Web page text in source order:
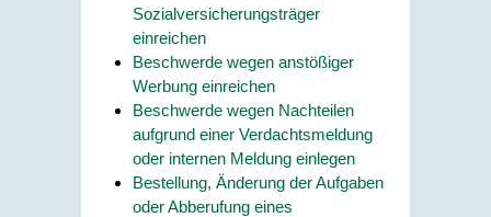
Sozialversicherungsträger
einreichen
Beschwerde wegen anstößiger
Werbung einreichen
Beschwerde wegen Nachteilen
aufgrund einer Verdachtsmeldung
oder internen Meldung einlegen
Bestellung, Änderung der Aufgaben
oder Abberufung eines